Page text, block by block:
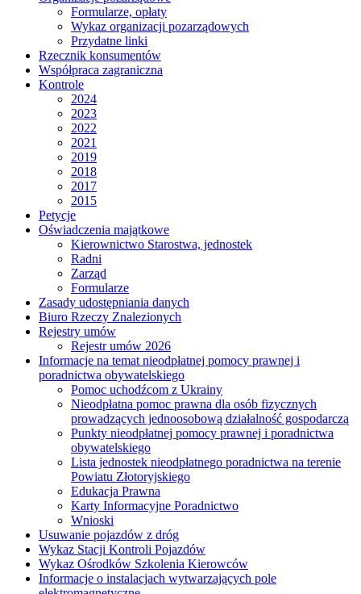
Formularze, opłaty
Wykaz organizacji pozarządowych
Przydatne linki
Rzecznik konsumentów
Współpraca zagraniczna
Kontrole
2024
2023
2022
2021
2019
2018
2017
2015
Petycje
Oświadczenia majątkowe
Kierownictwo Starostwa, jednostek
Radni
Zarząd
Formularze
Zasady udostępniania danych
Biuro Rzeczy Znalezionych
Rejestry umów
Rejestr umów 2026
Informacje na temat nieodpłatnej pomocy prawnej i
poradnictwa obywatelskiego
Pomoc uchodźcom z Ukrainy
Nieodpłatna pomoc prawna dla osób fizycznych
prowadzących jednoosobową działalność gospodarczą
Punkty nieodpłatnej pomocy prawnej i poradnictwa
obywatelskiego
Lista jednostek nieodpłatnego poradnictwa na terenie
Powiatu Złotoryjskiego
Edukacja Prawna
Karty Informacyjne Poradnictwo
Wnioski
Usuwanie pojazdów z dróg
Wykaz Stacji Kontroli Pojazdów
Wykaz Ośrodków Szkolenia Kierowców
Informacje o instalacjach wytwarzających pole